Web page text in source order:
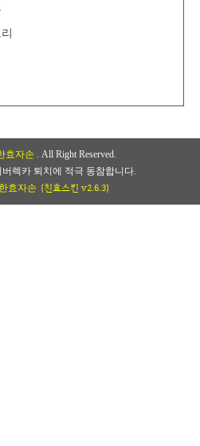
효자손 . All Right Reserved.
버렉카 퇴치에 적극 동참합니다.
효자손 (친효스킨 v2.6.3)